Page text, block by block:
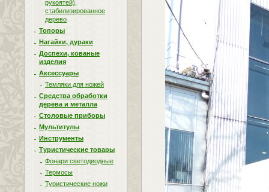
рукоятей),
стабилизированное
дерево
Топоры
Нагайки, дураки
Доспехи, кованые
изделия
Аксессуары
Темляки для ножей
Средства обработки
дерева и металла
Столовые приборы
Мультитулы
Инструменты
Туристические товары
Фонари светодиодные
Термосы
Туристические ножи